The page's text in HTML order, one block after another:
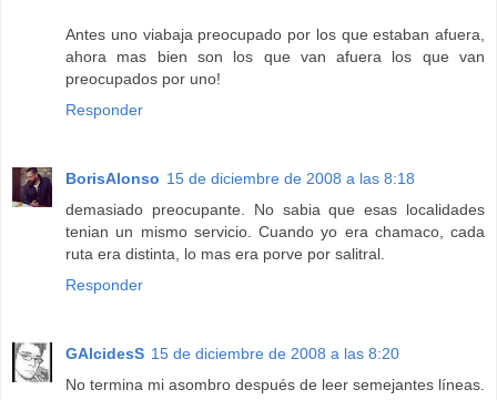
Antes uno viabaja preocupado por los que estaban afuera,
ahora mas bien son los que van afuera los que van
preocupados por uno!
Responder
BorisAlonso 15 de diciembre de 2008 a las 8:18
demasiado preocupante. No sabia que esas localidades
tenian un mismo servicio. Cuando yo era chamaco, cada
ruta era distinta, lo mas era porve por salitral.
Responder
GAlcidesS 15 de diciembre de 2008 a las 8:20
No termina mi asombro después de leer semejantes líneas.